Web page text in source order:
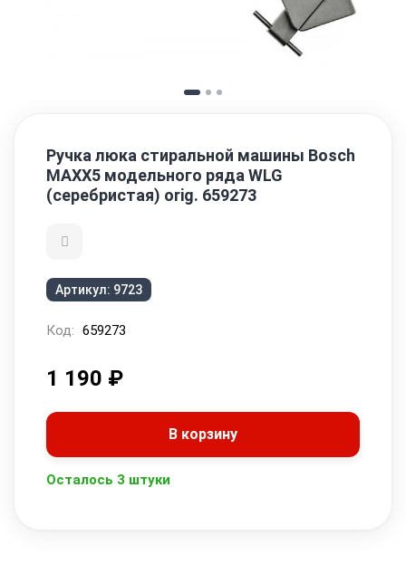
Ручка люка стиральной машины Bosch
MAXX5 модельного ряда WLG
(серебристая) orig. 659273
Артикул: 9723
Код: 659273
1 190 ₽
В корзину
Осталось 3 штуки